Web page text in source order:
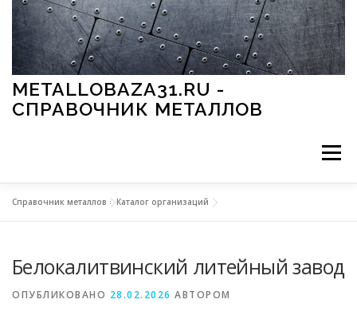
Перейти к содержимому
METALLOBAZA31.RU -
СПРАВОЧНИК МЕТАЛЛОВ
Меню
МЕТАЛЛЫ И ОКРУЖАЮЩАЯ СРЕДА
Справочник металлов »Каталог организаций
Белокалитвинский литейный завод
ОПУБЛИКОВАНО 28.02.2026 АВТОРОМ